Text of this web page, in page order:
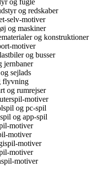
og fugle
og redskaber
selv-motiver
og maskiner
og konstruktioner
motiver
og busser
jernbaner
sejlads
flyvning
og rumrejser
motiver
og pc-spil
og app-spil
motiver
motiver
motiver
motiver
motiver